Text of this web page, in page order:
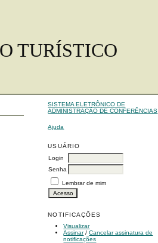
TURÍSTICO
SISTEMA ELETRÔNICO DE
ADMINISTRAÇÃO DE CONFERÊNCIAS
Ajuda
USUÁRIO
Login
Senha
Lembrar de mim
NOTIFICAÇÕES
Visualizar
Assinar/Cancelar assinatura de
notificações